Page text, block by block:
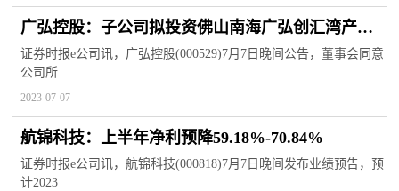
广弘控股：子公司拟投资佛山南海广弘创汇湾产业
基地项目
证券时报e公司讯，广弘控股(000529)7月7日晚间公告，董事会同意
公司所
2023-07-07
航锦科技：上半年净利预降59.18%-70.84%
证券时报e公司讯，航锦科技(000818)7月7日晚间发布业绩预告，预
计2023